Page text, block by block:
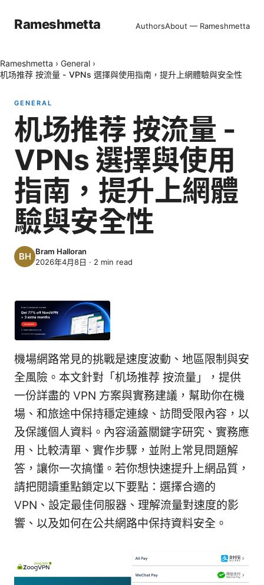
Rameshmetta AuthorsAbout — Rameshmetta
Rameshmetta › General ›
机场推荐 按流量 - VPNs 選擇與使用指南，提升上網體驗與安全性
GENERAL
机场推荐 按流量 -
VPNs 選擇與使用
指南，提升上網體
驗與安全性
Bram Halloran
2026年4月8日 · 2 min read
機場網路常見的挑戰是速度波動、地區限制與安
全風險。本文針對「机场推荐 按流量」，提供
一份詳盡的 VPN 方案與實務建議，幫助你在機
場、和旅途中保持穩定連線、訪問受限內容，以
及保護個人資料。內容涵蓋關鍵字研究、實務應
用、比較清單、實作步驟，並附上常見問題解
答，讓你一次搞懂。若你想快速提升上網品質，
請把閱讀重點鎖定以下要點：選擇合適的
VPN、設定最佳伺服器、理解流量對速度的影
響、以及如何在公共網路中保持資料安全。